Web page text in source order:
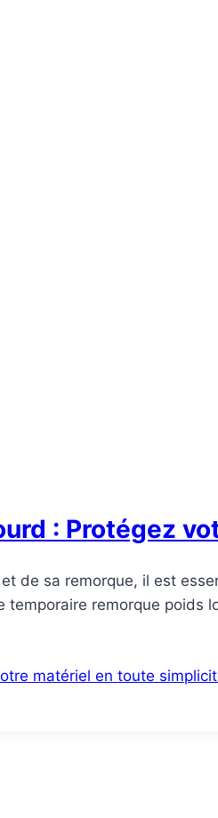
: Protégez
de sa remorque, il est
temporaire remorque
matériel en toute